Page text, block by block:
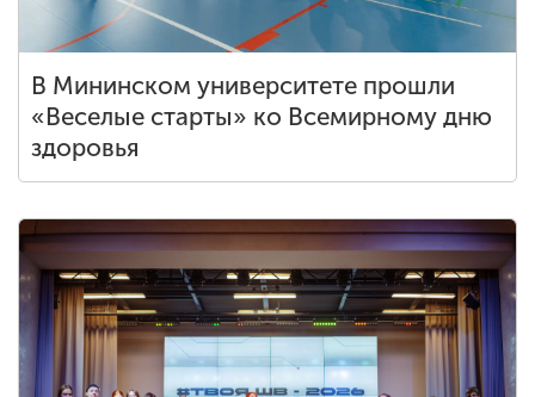
В Мининском университете прошли
«Веселые старты» ко Всемирному дню
здоровья